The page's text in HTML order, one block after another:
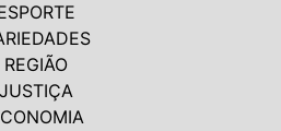
REGIÃO
JUSTIÇA